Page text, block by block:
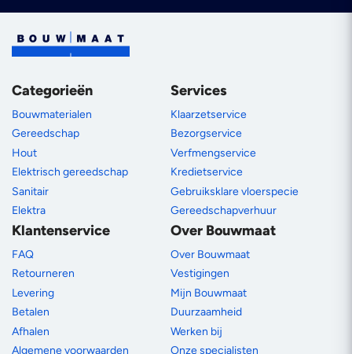
Categorieën
Bouwmaterialen
Gereedschap
Hout
Elektrisch gereedschap
Sanitair
Elektra
Services
Klaarzetservice
Bezorgservice
Verfmengservice
Kredietservice
Gebruiksklare vloerspecie
Gereedschapverhuur
Klantenservice
FAQ
Retourneren
Levering
Betalen
Afhalen
Algemene voorwaarden
Over Bouwmaat
Over Bouwmaat
Vestigingen
Mijn Bouwmaat
Duurzaamheid
Werken bij
Onze specialisten